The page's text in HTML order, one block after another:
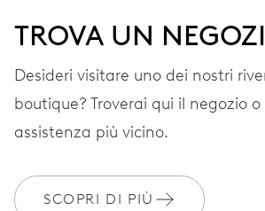
EXTRAS SCALA
GARANZIA
TROVA UN
Desideri visitare uno dei nostri
boutique? Troverai qui il negozio
assistenza più vicino.
SCOPRI DI PIÙ